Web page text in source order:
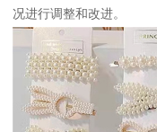
况进行调整和改进。